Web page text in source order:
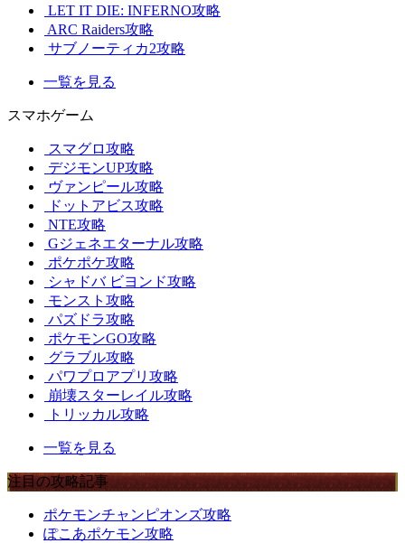
LET IT DIE: INFERNO攻略
ARC Raiders攻略
サブノーティカ2攻略
一覧を見る
スマホゲーム
スマグロ攻略
デジモンUP攻略
ヴァンピール攻略
ドットアビス攻略
NTE攻略
Gジェネエターナル攻略
ポケポケ攻略
シャドバ ビヨンド攻略
モンスト攻略
パズドラ攻略
ポケモンGO攻略
グラブル攻略
パワプロアプリ攻略
崩壊スターレイル攻略
トリッカル攻略
一覧を見る
注目の攻略記事
ポケモンチャンピオンズ攻略
ぽこあポケモン攻略